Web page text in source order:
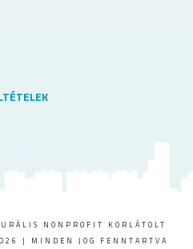
NONPROFIT KORLÁTOLT
| MINDEN JOG FENNTARTVA